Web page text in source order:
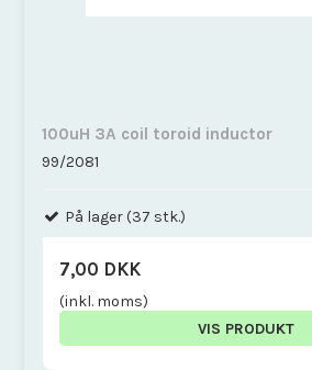
100uH 3A coil toroid inductor
99/2081
På lager (37 stk.)
7,00 DKK
(inkl. moms)
VIS PRODUKT